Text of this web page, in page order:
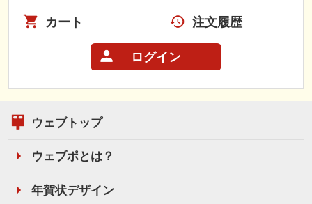
カート 注文履歴
ログイン
ウェブトップ
ウェブポとは？
年賀状デザイン